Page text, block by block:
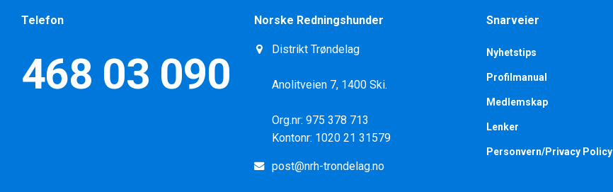
Telefon
468 03 090
Norske Redningshunder
Distrikt Trøndelag
Anolitveien 7, 1400 Ski.
Org.nr: 975 378 713
Kontonr: 1020 21 31579
post@nrh-trondelag.no
Snarveier
Nyhetstips
Profilmanual
Medlemskap
Lenker
Personvern/Privacy Policy